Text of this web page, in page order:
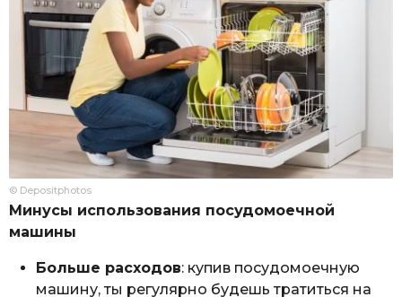
© Depositphotos
Минусы использования посудомоечной
машины
Больше расходов: купив посудомоечную
машину, ты регулярно будешь тратиться на